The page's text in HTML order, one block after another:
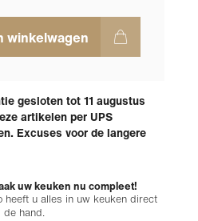
winkelwagen
gesloten tot 11 augustus
artikelen per UPS
Excuses voor de langere
uw keuken nu compleet!
heeft u alles in uw keuken direct
de hand.